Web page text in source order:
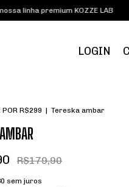
KOZZE LAB Frete grátis
LOGIN
POR R$299 | Tereska ambar
R$179,90
sem juros